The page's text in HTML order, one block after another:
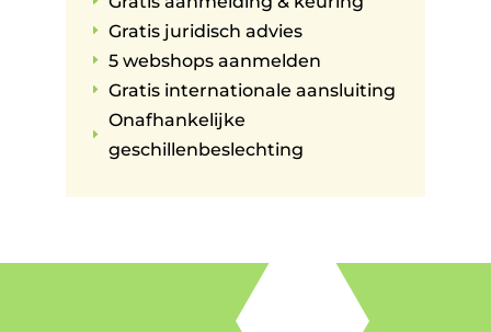
E Gratis juridisch advies
E 5 webshops aanmelden
E Gratis internationale aansluiting
E
Onafhankelijke
geschillenbeslechting